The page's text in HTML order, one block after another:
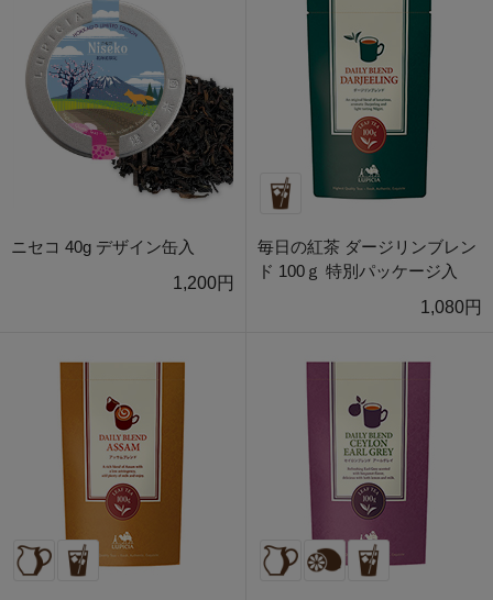
ニセコ 40g デザイン缶入
1,200円
毎日の紅茶 ダージリンブレン
ド 100ｇ 特別パッケージ入
1,080円